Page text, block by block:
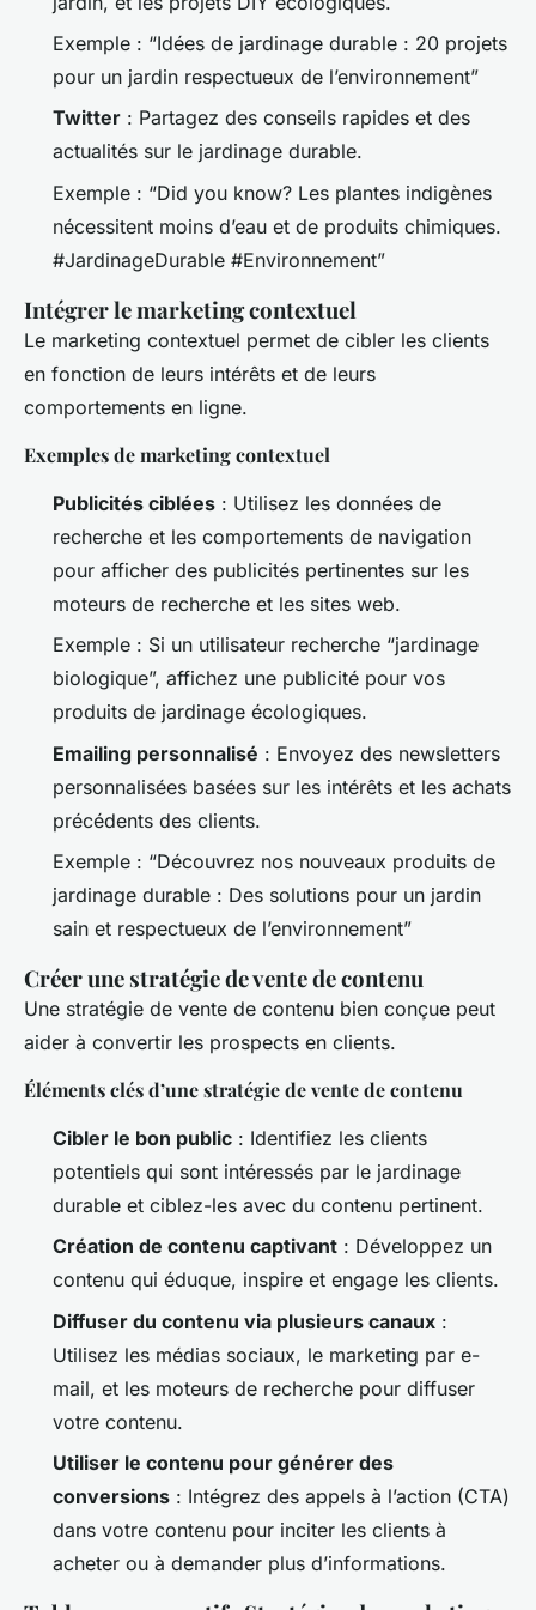
Exemple : “Idées de jardinage durable : 20 projets
pour un jardin respectueux de l’environnement”
Twitter : Partagez des conseils rapides et des
actualités sur le jardinage durable.
Exemple : “Did you know? Les plantes indigènes
nécessitent moins d’eau et de produits chimiques.
#JardinageDurable #Environnement”
Intégrer le marketing contextuel
Le marketing contextuel permet de cibler les clients
en fonction de leurs intérêts et de leurs
comportements en ligne.
Exemples de marketing contextuel
Publicités ciblées : Utilisez les données de
recherche et les comportements de navigation
pour afficher des publicités pertinentes sur les
moteurs de recherche et les sites web.
Exemple : Si un utilisateur recherche “jardinage
biologique”, affichez une publicité pour vos
produits de jardinage écologiques.
Emailing personnalisé : Envoyez des newsletters
personnalisées basées sur les intérêts et les achats
précédents des clients.
Exemple : “Découvrez nos nouveaux produits de
jardinage durable : Des solutions pour un jardin
sain et respectueux de l’environnement”
Créer une stratégie de vente de contenu
Une stratégie de vente de contenu bien conçue peut
aider à convertir les prospects en clients.
Éléments clés d’une stratégie de vente de contenu
Cibler le bon public : Identifiez les clients
potentiels qui sont intéressés par le jardinage
durable et ciblez-les avec du contenu pertinent.
Création de contenu captivant : Développez un
contenu qui éduque, inspire et engage les clients.
Diffuser du contenu via plusieurs canaux :
Utilisez les médias sociaux, le marketing par e-
mail, et les moteurs de recherche pour diffuser
votre contenu.
Utiliser le contenu pour générer des
conversions : Intégrez des appels à l’action (CTA)
dans votre contenu pour inciter les clients à
acheter ou à demander plus d’informations.